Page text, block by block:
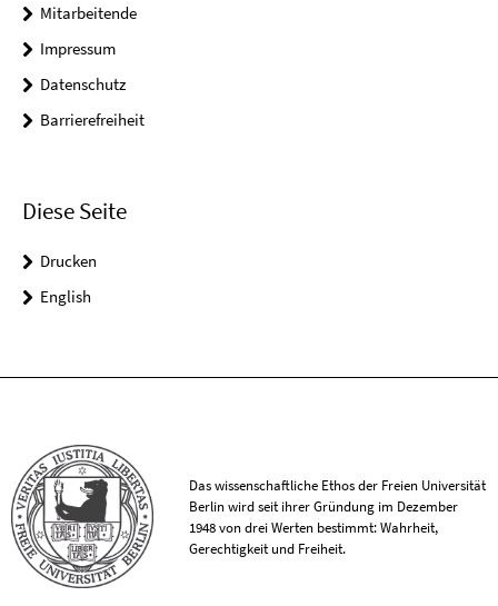
Mitarbeitende
Impressum
Datenschutz
Barrierefreiheit
Diese Seite
Drucken
English
Das wissenschaftliche Ethos der Freien Universität
Berlin wird seit ihrer Gründung im Dezember
1948 von drei Werten bestimmt: Wahrheit,
Gerechtigkeit und Freiheit.